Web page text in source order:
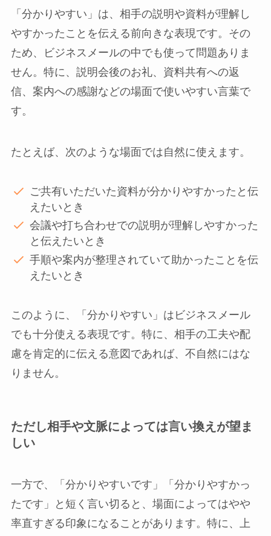
「分かりやすい」は、相手の説明や資料が理解し
やすかったことを伝える前向きな表現です。その
ため、ビジネスメールの中でも使って問題ありま
せん。特に、説明会後のお礼、資料共有への返
信、案内への感謝などの場面で使いやすい言葉で
す。
たとえば、次のような場面では自然に使えます。
ご共有いただいた資料が分かりやすかったと伝
えたいとき
会議や打ち合わせでの説明が理解しやすかった
と伝えたいとき
手順や案内が整理されていて助かったことを伝
えたいとき
このように、「分かりやすい」はビジネスメール
でも十分使える表現です。特に、相手の工夫や配
慮を肯定的に伝える意図であれば、不自然にはな
りません。
ただし相手や文脈によっては言い換えが望ま
しい
一方で、「分かりやすいです」「分かりやすかっ
たです」と短く言い切ると、場面によってはやや
率直すぎる印象になることがあります。特に、上